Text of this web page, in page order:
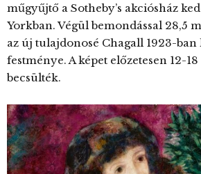
műgyűjtő a Sotheby’s akciósház
Yorkban. Végül bemondással 28,5
az új tulajdonosé Chagall 1923-ban
festménye. A képet előzetesen 12-
becsülték.